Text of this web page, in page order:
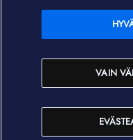
Elisa Oyj
In English
VAIN